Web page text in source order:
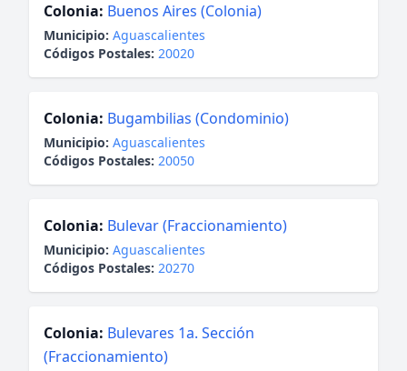
Colonia: Buenos Aires (Colonia)
Municipio: Aguascalientes
Códigos Postales: 20020
Colonia: Bugambilias (Condominio)
Municipio: Aguascalientes
Códigos Postales: 20050
Colonia: Bulevar (Fraccionamiento)
Municipio: Aguascalientes
Códigos Postales: 20270
Colonia: Bulevares 1a. Sección
(Fraccionamiento)